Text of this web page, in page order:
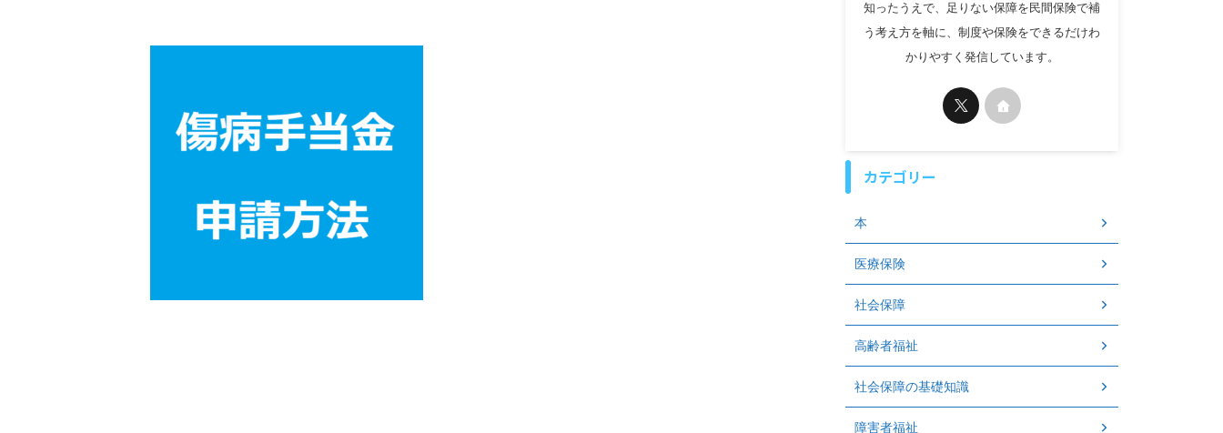
知ったうえで、足りない保障を民間保険で補
う考え方を軸に、制度や保険をできるだけわ
かりやすく発信しています。
カテゴリー
本
医療保険
社会保障
高齢者福祉
社会保障の基礎知識
障害者福祉